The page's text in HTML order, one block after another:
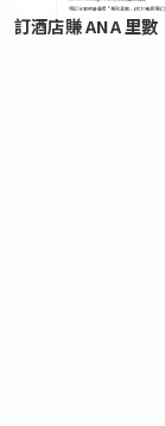
訂酒店賺 ANA 里